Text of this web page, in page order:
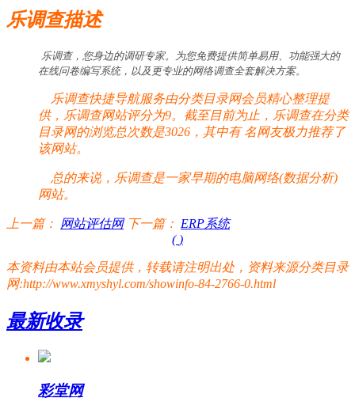
乐调查描述
乐调查，您身边的调研专家。为您免费提供简单易用、功能强大的
在线问卷编写系统，以及更专业的网络调查全套解决方案。
乐调查快捷导航服务由分类目录网会员精心整理提
供，乐调查网站评分为9。截至目前为止，乐调查在分类
目录网的浏览总次数是3026，其中有名网友极力推荐了
该网站。
总的来说，乐调查是一家早期的电脑网络(数据分析)
网站。
上一篇： 网站评估网 下一篇： ERP系统
( )
本资料由本站会员提供，转载请注明出处，资料来源分类目录
网:http://www.xmyshyl.com/showinfo-84-2766-0.html
最新收录
彩堂网